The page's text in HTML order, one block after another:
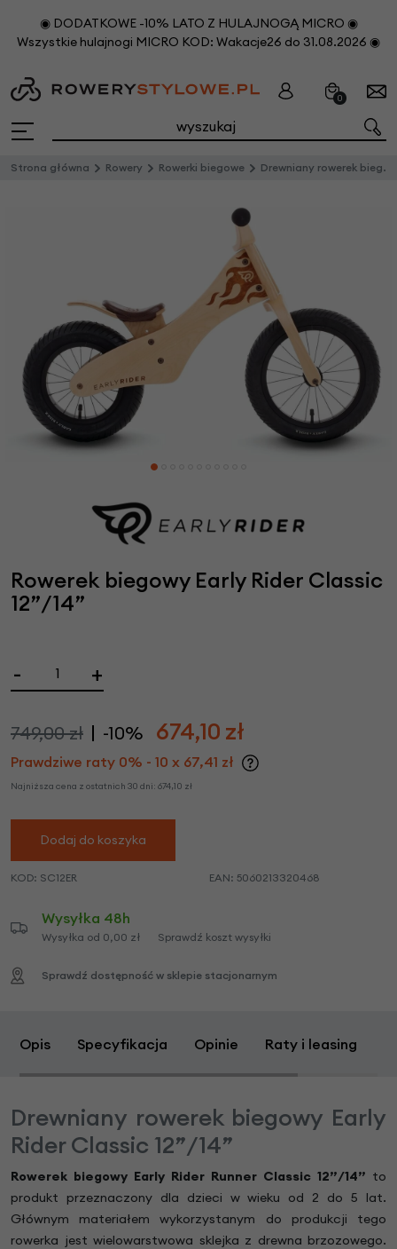
◉ DODATKOWE -10% LATO Z HULAJNOGĄ MICRO ◉
Wszystkie hulajnogi MICRO KOD: Wakacje26 do 31.08.2026 ◉
0
Strona główna Rowery Rowerki biegowe Drewniany rowerek biegowy Early Rider Classic 12”/14”
Rowerek biegowy Early Rider Classic
12”/14”
- +
749,00 zł -10% 674,10 zł
Prawdziwe raty 0% - 10 x 67,41 zł
Najniższa cena z ostatnich 30 dni: 674,10 zł
Dodaj do koszyka
KOD: SC12ER EAN: 5060213320468
Wysyłka 48h
Wysyłka od 0,00 zł Sprawdź koszt wysyłki
Sprawdź dostępność w sklepie stacjonarnym
Opis Specyfikacja Opinie Raty i leasing
Drewniany rowerek biegowy Early
Rider Classic 12”/14”
Rowerek biegowy Early Rider Runner Classic 12”/14” to
produkt przeznaczony dla dzieci w wieku od 2 do 5 lat.
Głównym materiałem wykorzystanym do produkcji tego
rowerka jest wielowarstwowa sklejka z drewna brzozowego.